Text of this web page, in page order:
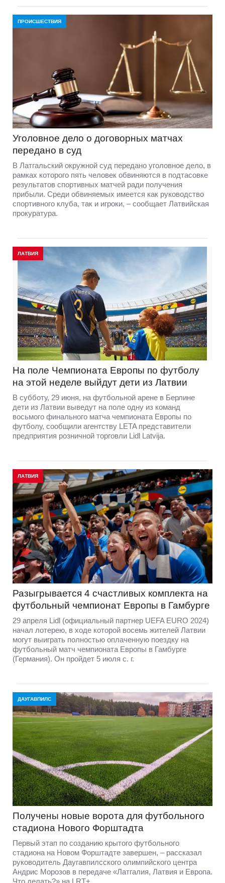
ПРОИСШЕСТВИЯ
Уголовное дело о договорных матчах
передано в суд
В Латгальский окружной суд передано уголовное дело, в
рамках которого пять человек обвиняются в подтасовке
результатов спортивных матчей ради получения
прибыли. Среди обвиняемых имеется как руководство
спортивного клуба, так и игроки, – сообщает Латвийская
прокуратура.
ЛАТВИЯ
На поле Чемпионата Европы по футболу
на этой неделе выйдут дети из Латвии
В субботу, 29 июня, на футбольной арене в Берлине
дети из Латвии выведут на поле одну из команд
восьмого финального матча чемпионата Европы по
футболу, сообщили агентству LETA представители
предприятия розничной торговли Lidl Latvija.
ЛАТВИЯ
Разыгрывается 4 счастливых комплекта на
футбольный чемпионат Европы в Гамбурге
29 апреля Lidl (официальный партнер UEFA EURO 2024)
начал лотерею, в ходе которой восемь жителей Латвии
могут выиграть полностью оплаченную поездку на
футбольный матч чемпионата Европы в Гамбурге
(Германия). Он пройдет 5 июля с. г.
ДАУГАВПИЛС
Получены новые ворота для футбольного
стадиона Нового Форштадта
Первый этап по созданию крытого футбольного
стадиона на Новом Форштадте завершен, – рассказал
руководитель Даугавпилсского олимпийского центра
Андрис Морозов в передаче «Латгалия, Латвия и Европа.
Что делать?» на LRT+.